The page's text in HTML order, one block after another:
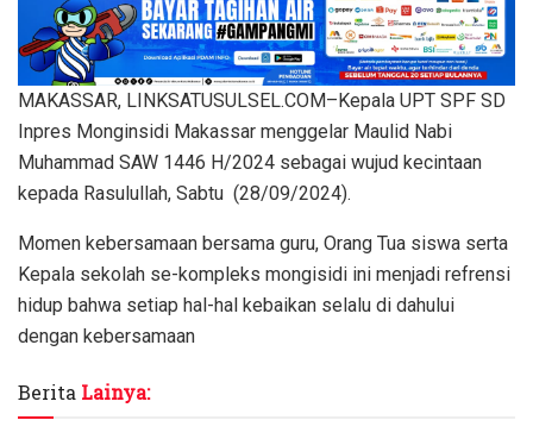
MAKASSAR, LINKSATUSULSEL.COM–Kepala UPT SPF SD
Inpres Monginsidi Makassar menggelar Maulid Nabi
Muhammad SAW 1446 H/2024 sebagai wujud kecintaan
kepada Rasulullah, Sabtu (28/09/2024).
Momen kebersamaan bersama guru, Orang Tua siswa serta
Kepala sekolah se-kompleks mongisidi ini menjadi refrensi
hidup bahwa setiap hal-hal kebaikan selalu di dahului
dengan kebersamaan
Berita Lainya: